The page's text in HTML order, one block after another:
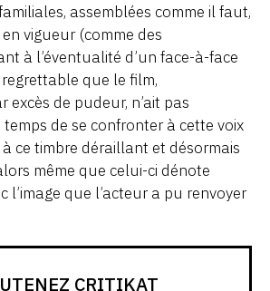
assemblées comme il faut,
vigueur (comme des
à l’éventualité d’un face-à-face
regrettable que le film,
excès de pudeur, n’ait pas
de se confronter à cette voix
ce timbre déraillant et désormais
même que celui-ci dénote
l’image que l’acteur a pu renvoyer
CRITIKAT